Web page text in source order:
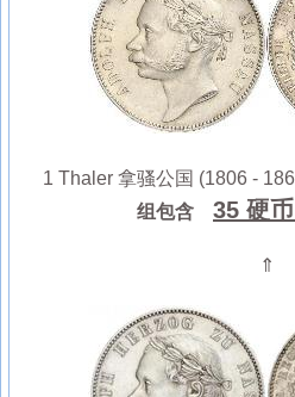
1 Thaler 拿骚公国 (1806 -
组包含
35 硬币
⇑